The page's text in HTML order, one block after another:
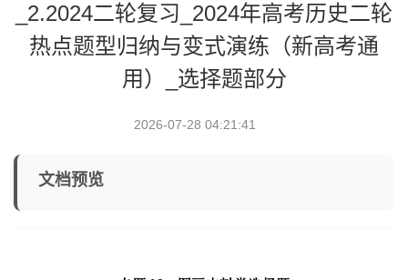
_2.2024二轮复习_2024年高考历史二轮
热点题型归纳与变式演练（新高考通
用）_选择题部分
2026-07-28 04:21:41
文档预览